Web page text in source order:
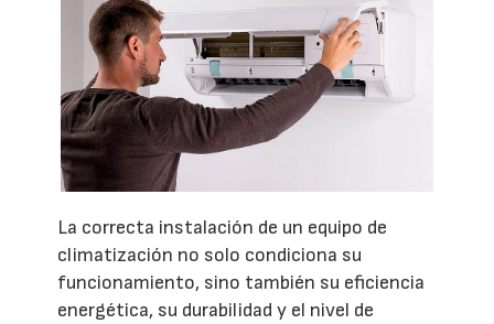
La correcta instalación de un equipo de
climatización no solo condiciona su
funcionamiento, sino también su eficiencia
energética, su durabilidad y el nivel de